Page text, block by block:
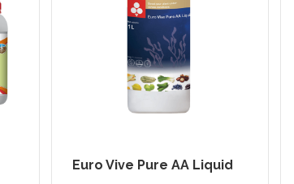
Euro Vive Pure AA Liquid